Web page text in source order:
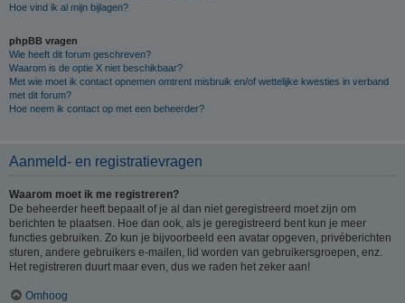
Hoe vind ik al mijn bijlagen?
phpBB vragen
Wie heeft dit forum geschreven?
Waarom is de optie X niet beschikbaar?
Met wie moet ik contact opnemen omtrent misbruik en/of wettelijke kwesties in verband
met dit forum?
Hoe neem ik contact op met een beheerder?
Aanmeld- en registratievragen
Waarom moet ik me registreren?
De beheerder heeft bepaalt of je al dan niet geregistreerd moet zijn om
berichten te plaatsen. Hoe dan ook, als je geregistreerd bent kun je meer
functies gebruiken. Zo kun je bijvoorbeeld een avatar opgeven, privéberichten
sturen, andere gebruikers e-mailen, lid worden van gebruikersgroepen, enz.
Het registreren duurt maar even, dus we raden het zeker aan!
Omhoog